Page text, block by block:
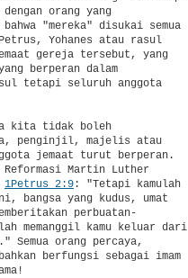
dengan orang yang
"mereka" disukai semua
Yohanes atau rasul
gereja tersebut, yang
berperan dalam
tetapi seluruh anggota
kita tidak boleh
penginjil, majelis atau
jemaat turut berperan.
Martin Luther
1Petrus 2:9: "Tetapi kamulah
bangsa yang kudus, umat
perbuatan-
memanggil kamu keluar dari
Semua orang percaya,
berfungsi sebagai imam